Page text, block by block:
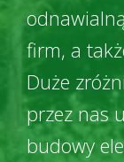
firm, a
Duże
przez nas
budowy